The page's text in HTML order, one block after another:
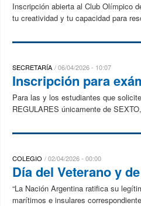
Inscripción abierta al Club Olímpico
tu creatividad y tu capacidad para
SECRETARÍA 06/04/2026 - 10:07
Inscripción para
Para las y los estudiantes que
REGULARES únicamente de
COLEGIO 02/04/2026 - 00:00
Día del Veterano y
“La Nación Argentina ratifica su
marítimos e insulares